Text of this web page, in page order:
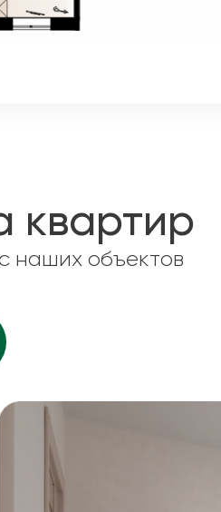
квартир
наших объектов